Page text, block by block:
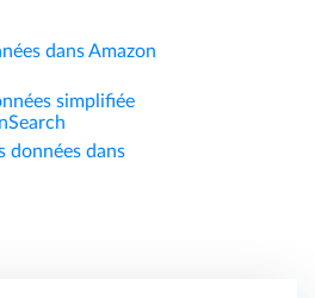
dans Amazon
simplifiée
données dans